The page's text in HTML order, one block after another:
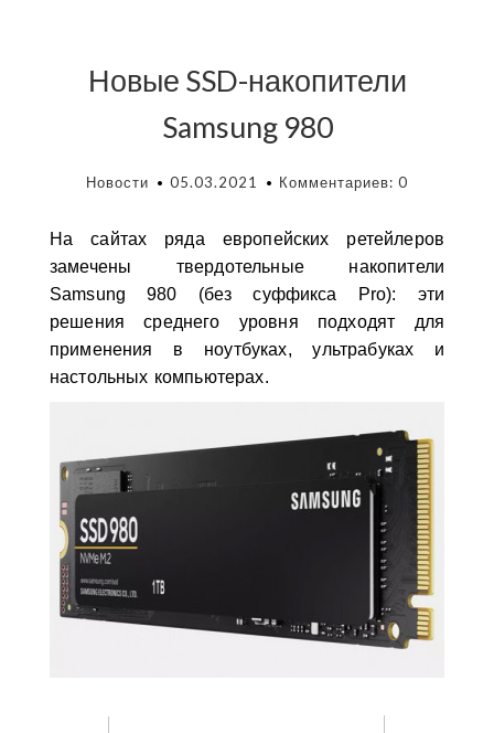
Новые SSD-накопители
Samsung 980
Новости 05.03.2021 Комментариев: 0
На сайтах ряда европейских ретейлеров
замечены твердотельные накопители
Samsung 980 (без суффикса Pro): эти
решения среднего уровня подходят для
применения в ноутбуках, ультрабуках и
настольных компьютерах.